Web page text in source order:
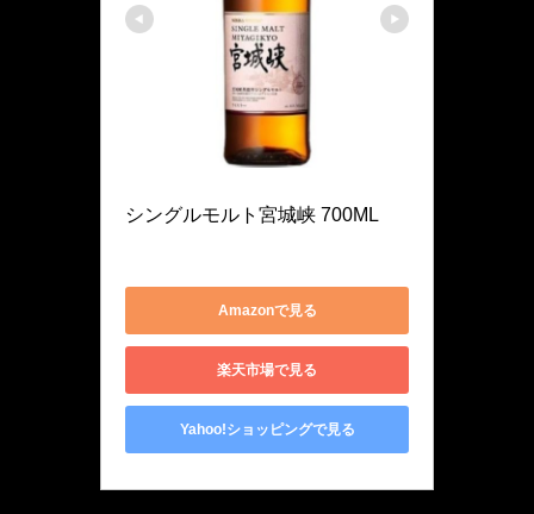
シングルモルト宮城峡 700ML
Amazonで見る
楽天市場で見る
Yahoo!ショッピングで見る